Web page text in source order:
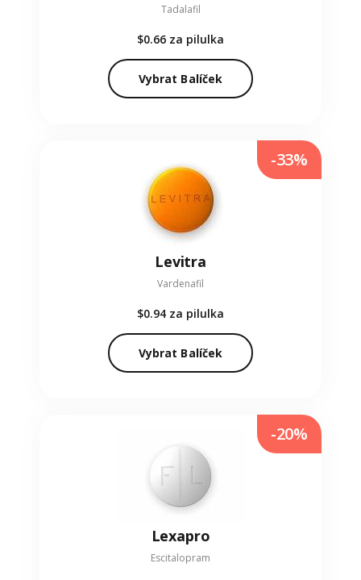
Tadalafil
$0.66 za pilulka
Vybrat Balíček
Levitra
Vardenafil
$0.94 za pilulka
Vybrat Balíček
-33%
Lexapro
Escitalopram
-20%